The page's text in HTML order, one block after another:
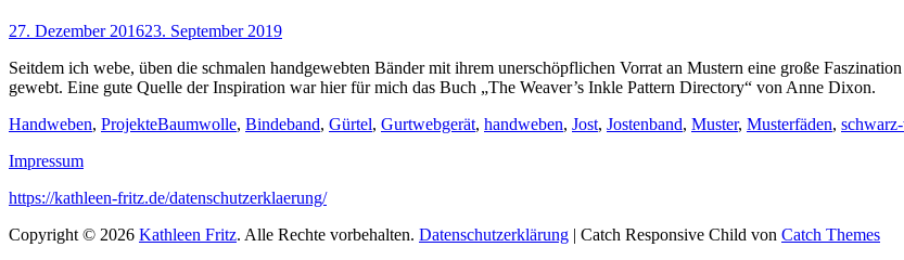
Veröffentlicht
27. Dezember 201623. September 2019
Seitdem ich webe, üben die schmalen handgewebten Bänder mit ihrem unerschöpflichen Vorrat an Mustern eine große
gewebt. Eine gute Quelle der Inspiration war hier für mich das Buch „The Weaver’s Inkle Pattern Directory“ von Anne Dixon.
Kategorien
Handweben, ProjekteSchlagworte
Baumwolle, Bindeband, Gürtel, Gurtwebgerät, handweben, Jost, Jostenband, Muster, Musterfäden,
Impressum
https://kathleen-fritz.de/datenschutzerklaerung/
Copyright © 2026 Kathleen Fritz. Alle Rechte vorbehalten. Datenschutzerklärung | Catch Responsive Child von Catch Themes